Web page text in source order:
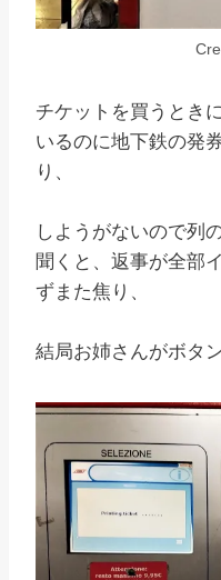
チケットを買うとき
いるのに地下鉄の発
り、
しようがないので列
聞くと、返事が全部
ずまた焦り、
結局お姉さんがボタ